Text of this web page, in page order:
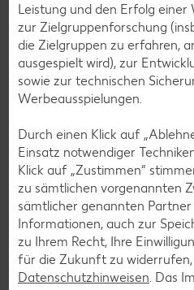
Glutenfreie Rezepte
Wer auf Gluten verzichtet,
Vielfalt und Geschmack
mit unseren glutenfreien
die nicht nur verträglich,
Rezepte
Leistung und den Erfolg
zur Zielgruppenforschung
die Zielgruppen zu erfahren,
ausgespielt wird), zur
sowie zur technischen
Werbeausspielungen.
Durch einen Klick auf
Einsatz notwendiger
Klick auf „Zustimmen“
zu sämtlichen vorgenannten
sämtlicher genannten
Informationen, auch zur
zu Ihrem Recht, Ihre
für die Zukunft zu widerrufen,
Datenschutzhinweisen . Das